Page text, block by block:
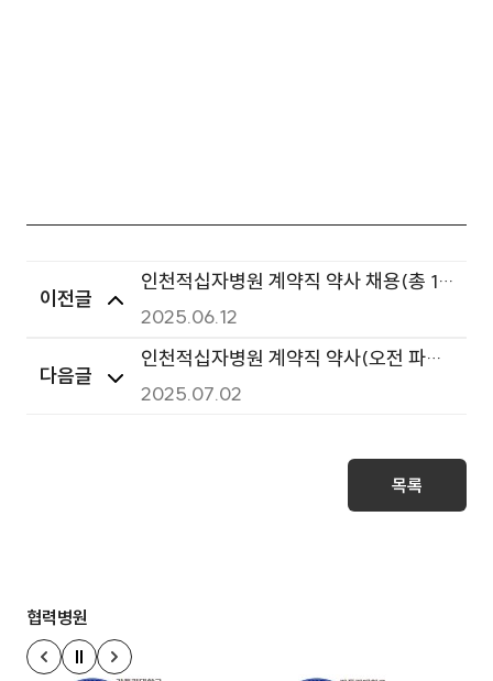
이전글
인천적십자병원 계약직 약사 채용(총 1
명) 면접 결과 발표
2025.06.12
다음글
인천적십자병원 계약직 약사(오전 파트
타임) 채용 공고
2025.07.02
목록
협력병원
이전 슬라이드
정지
다음 슬라이드